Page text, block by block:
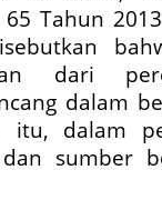
Tahun
dari
dalam
itu, dalam
sumber